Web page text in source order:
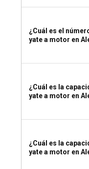
¿Qué empacar
Alemania?
juegos.
¿Cuál es el
yate a motor en
¿Cuál es la
yate a motor en
¿Cuál es la
yate a motor en